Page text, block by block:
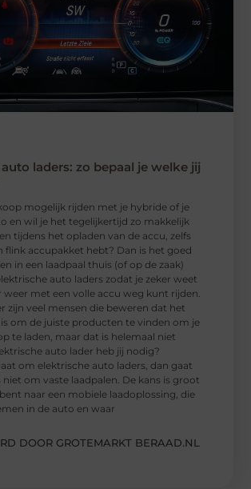
laders: zo bepaal je welke jij
mogelijk rijden met je hybride of je
en wil je het tegelijkertijd zo makkelijk
tijdens het opladen van de accu, zelfs
flink accupakket hebt? Dan is het goed
in een laadpaal thuis (of op de zaak)
auto laders zodat je zeker weet
weer met een volle accu weg kunt rijden.
zijn veel mensen die beweren dat het
om de juiste producten te vinden om je
te laden, maar dat is helemaal niet
auto lader heb jij nodig?
om elektrische auto laders, dan gaat
om vaste laadpalen. De kans is groot
naar een mobiele laadoplossing, die
in de auto en waar
DOOR GROTEMARKT BERAAD.NL